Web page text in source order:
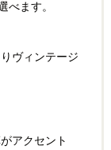
べます。
ヴィンテージ
アクセント